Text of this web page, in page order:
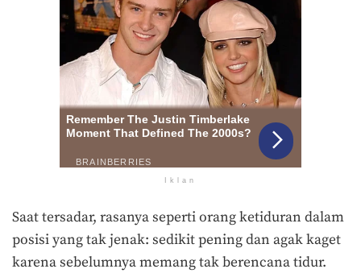
Iklan
Saat tersadar, rasanya seperti orang ketiduran dalam
posisi yang tak jenak: sedikit pening dan agak kaget
karena sebelumnya memang tak berencana tidur.